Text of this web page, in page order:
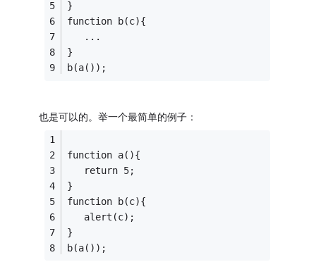
}
function b(c){
   ...
}
b(a());
也是可以的。举一个最简单的例子：
function a(){
   return 5;
}
function b(c){
   alert(c);
}
b(a());